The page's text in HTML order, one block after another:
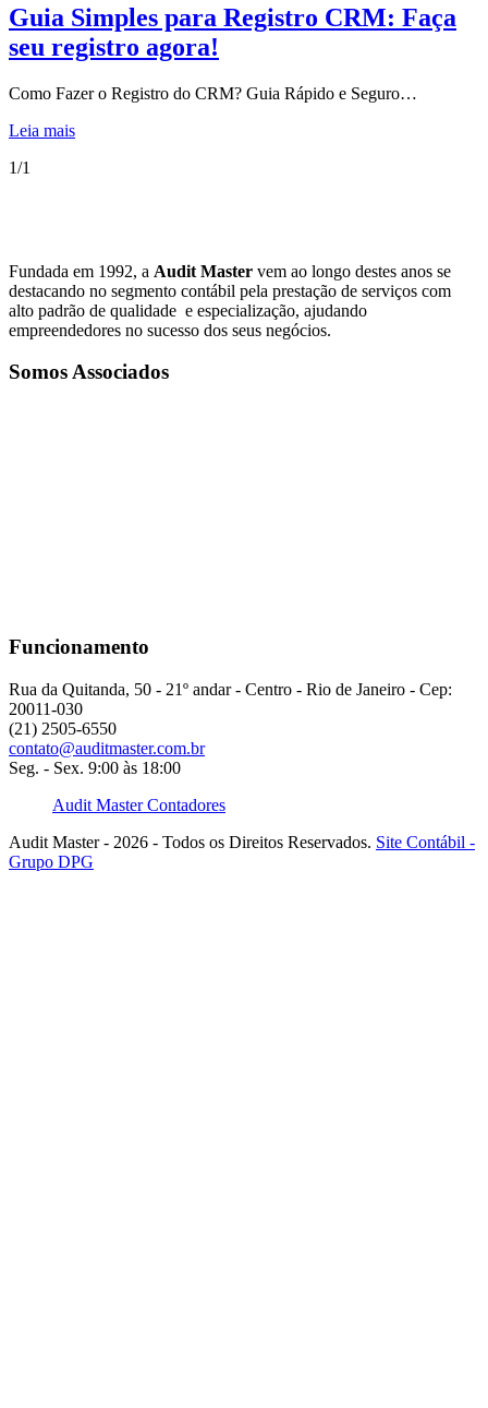
Guia Simples para Registro CRM: Faça
seu registro agora!
Como Fazer o Registro do CRM? Guia Rápido e Seguro…
Leia mais
1/1
Fundada em 1992, a Audit Master vem ao longo destes anos se
destacando no segmento contábil pela prestação de serviços com
alto padrão de qualidade e especialização, ajudando
empreendedores no sucesso dos seus negócios.
Somos Associados
Funcionamento
Rua da Quitanda, 50 - 21º andar - Centro - Rio de Janeiro - Cep:
20011-030
(21) 2505-6550
contato@auditmaster.com.br
Seg. - Sex. 9:00 às 18:00
Audit Master Contadores
Audit Master - 2026 - Todos os Direitos Reservados. Site Contábil -
Grupo DPG